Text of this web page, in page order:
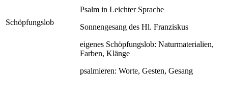
Schöpfungslob
Psalm in Leichter Sprache
Sonnengesang des Hl. Franziskus
eigenes Schöpfungslob: Naturmaterialien,
Farben, Klänge
psalmieren: Worte, Gesten, Gesang